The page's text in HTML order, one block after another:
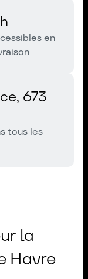
en
673
tous les
la
Havre